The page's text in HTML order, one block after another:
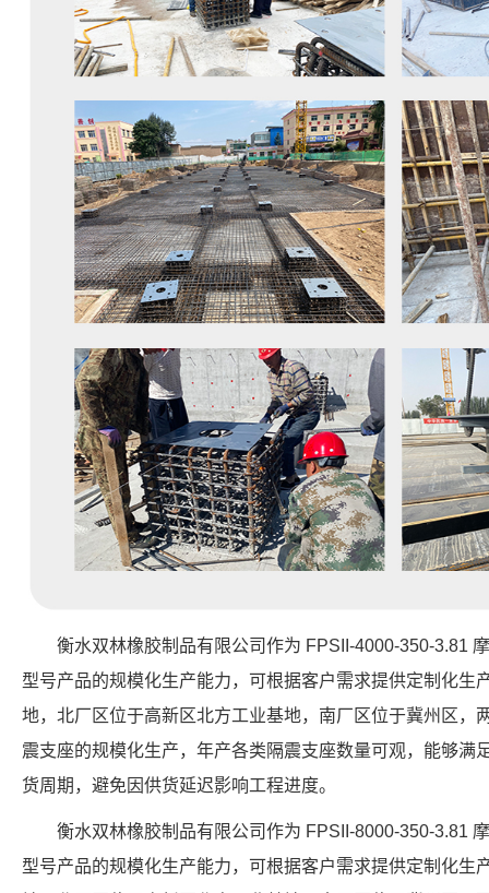
衡水双林橡胶制品有限公司作为 FPSII-4000-350-3.81
型号产品的规模化生产能力，可根据客户需求提供定制化生
地，北厂区位于高新区北方工业基地，南厂区位于冀州区，
震支座的规模化生产，年产各类隔震支座数量可观，能够满
货周期，避免因供货延迟影响工程进度。
衡水双林橡胶制品有限公司作为 FPSII-8000-350-3.81
型号产品的规模化生产能力，可根据客户需求提供定制化生